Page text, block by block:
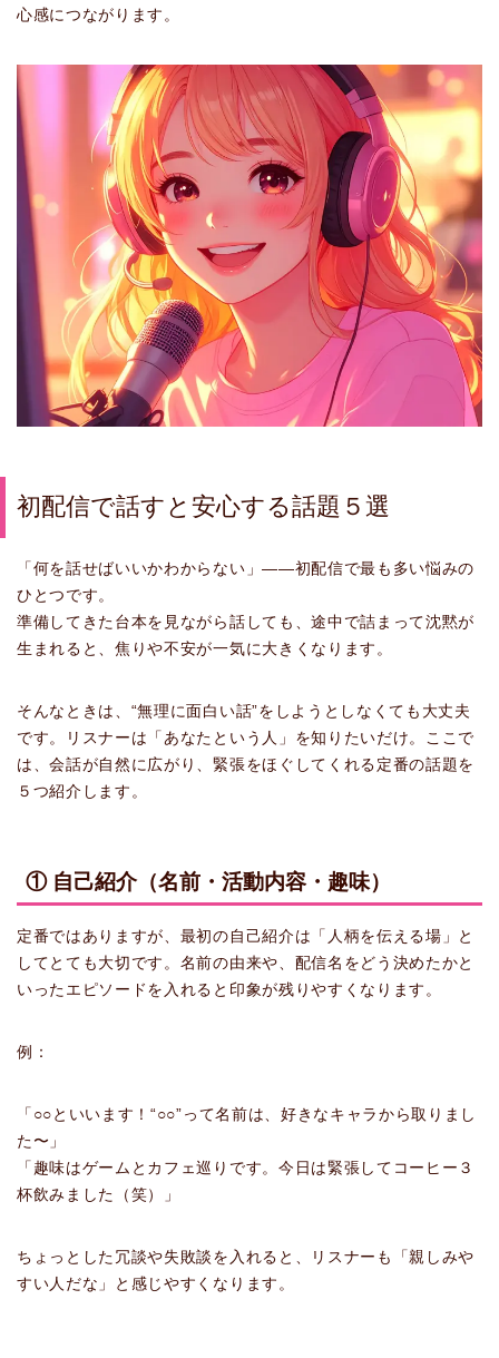
心感につながります。
初配信で話すと安心する話題５選
「何を話せばいいかわからない」——初配信で最も多い悩みの
ひとつです。
準備してきた台本を見ながら話しても、途中で詰まって沈黙が
生まれると、焦りや不安が一気に大きくなります。
そんなときは、“無理に面白い話”をしようとしなくても大丈夫
です。リスナーは「あなたという人」を知りたいだけ。ここで
は、会話が自然に広がり、緊張をほぐしてくれる定番の話題を
５つ紹介します。
① 自己紹介（名前・活動内容・趣味）
定番ではありますが、最初の自己紹介は「人柄を伝える場」と
してとても大切です。名前の由来や、配信名をどう決めたかと
いったエピソードを入れると印象が残りやすくなります。
例：
「○○といいます！“○○”って名前は、好きなキャラから取りまし
た〜」
「趣味はゲームとカフェ巡りです。今日は緊張してコーヒー３
杯飲みました（笑）」
ちょっとした冗談や失敗談を入れると、リスナーも「親しみや
すい人だな」と感じやすくなります。